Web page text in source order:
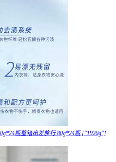
瓶整箱出差旅行 80g*24瓶 ["1920g"]